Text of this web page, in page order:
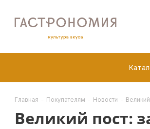
Главная - Покупателям - Новости -
Великий пост: